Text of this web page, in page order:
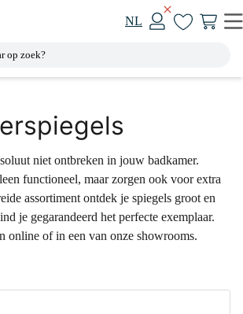
NL
niet ontbreken in jouw badkamer.
functioneel, maar zorgen ook voor extra
assortiment ontdek je spiegels groot en
je gegarandeerd het perfecte exemplaar.
online of in een van onze showrooms.